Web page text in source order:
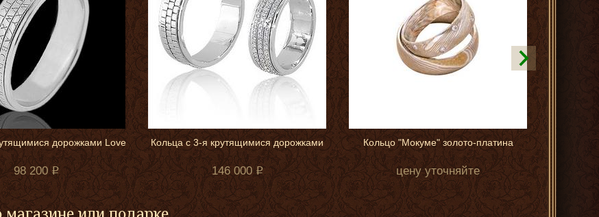
дорожками Love
98 200
Кольца с 3-я крутящимися дорожками
146 000
Кольцо "Мокуме" золото-платина
цену уточняйте